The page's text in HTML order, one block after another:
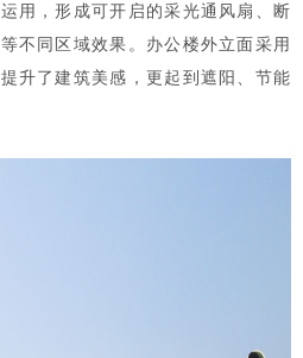
用，形成可开启的采光通风扇、断
不同区域效果。办公楼外立面采用
升了建筑美感，更起到遮阳、节能